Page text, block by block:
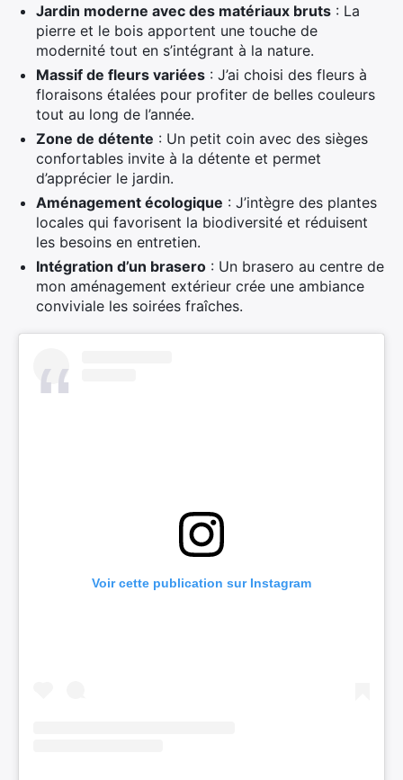
Jardin moderne avec des matériaux bruts : La
pierre et le bois apportent une touche de
modernité tout en s’intégrant à la nature.
Massif de fleurs variées : J’ai choisi des fleurs à
floraisons étalées pour profiter de belles couleurs
tout au long de l’année.
Zone de détente : Un petit coin avec des sièges
confortables invite à la détente et permet
d’apprécier le jardin.
Aménagement écologique : J’intègre des plantes
locales qui favorisent la biodiversité et réduisent
les besoins en entretien.
Intégration d’un brasero : Un brasero au centre de
mon aménagement extérieur crée une ambiance
conviviale les soirées fraîches.
Voir cette publication sur Instagram